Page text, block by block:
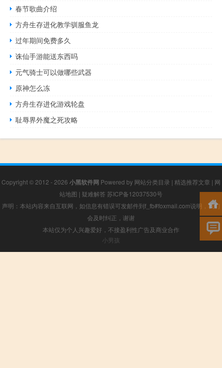
春节歌曲介绍
方舟生存进化教学驯服鱼龙
过年期间免费多久
诛仙手游能送东西吗
元气骑士可以做哪些武器
原神怎么冻
方舟生存进化游戏轮盘
耻辱界外魔之死攻略
Copyright © 2012 - 2026 小黑软件网 Powered by 网站分类目录 | 精选推荐文章 | 网
站地图 | 疑难解答 苏ICP备12037530号
声明：本站内容来自互联网，如信息有错误可发邮件到f_fb#foxmail.com说明，我们
会及时纠正，谢谢
本站仅为个人兴趣爱好，不接盈利性广告及商业合作
小男孩